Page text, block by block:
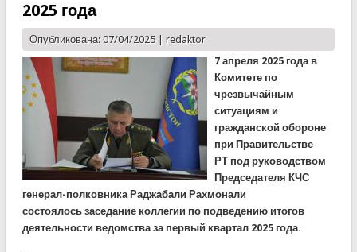
2025 года
Опубликована: 07/04/2025 | redaktor
7 апреля 2025 года в
Комитете по
чрезвычайным
ситуациям и
гражданской обороне
при Правительстве
РТ под руководством
Председателя КЧС
генерал-полковника Раджабали Рахмонали
состоялось заседание коллегии по подведению итогов
деятельности ведомства за первый квартал 2025 года.